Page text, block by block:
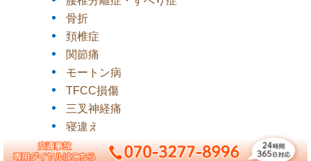
骨折
頚椎症
関節痛
モートン病
TFCC損傷
三叉神経痛
寝違え
内反小趾